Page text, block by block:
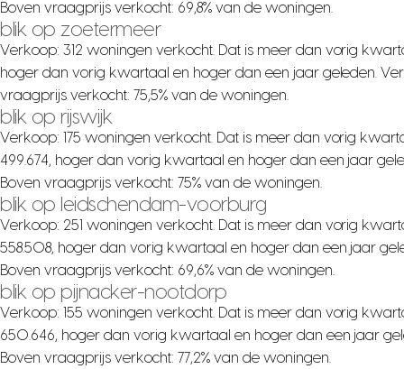
Boven vraagprijs verkocht: 69,8% van de woningen.
blik op zoetermeer
Verkoop: 312 woningen verkocht. Dat is meer dan vorig
hoger dan vorig kwartaal en hoger dan een jaar geleden.
vraagprijs verkocht: 75,5% van de woningen.
blik op rijswijk
Verkoop: 175 woningen verkocht. Dat is meer dan vorig
499.674, hoger dan vorig kwartaal en hoger dan een jaar
Boven vraagprijs verkocht: 75% van de woningen.
blik op leidschendam-voorburg
Verkoop: 251 woningen verkocht. Dat is meer dan vorig
558.508, hoger dan vorig kwartaal en hoger dan een jaar
Boven vraagprijs verkocht: 69,6% van de woningen.
blik op pijnacker-nootdorp
Verkoop: 155 woningen verkocht. Dat is meer dan vorig
650.646, hoger dan vorig kwartaal en hoger dan een jaar
Boven vraagprijs verkocht: 77,2% van de woningen.